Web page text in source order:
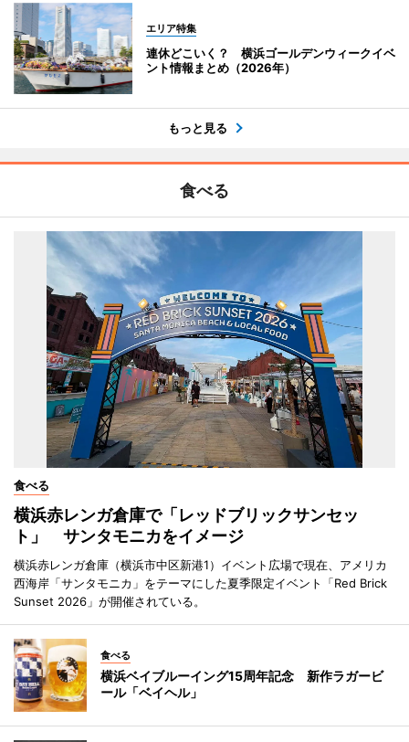
エリア特集
連休どこいく？ 横浜ゴールデンウィークイベ
ント情報まとめ（2026年）
もっと見る
食べる
食べる
横浜赤レンガ倉庫で「レッドブリックサンセッ
ト」 サンタモニカをイメージ
横浜赤レンガ倉庫（横浜市中区新港1）イベント広場で現在、アメリカ
西海岸「サンタモニカ」をテーマにした夏季限定イベント「Red Brick
Sunset 2026」が開催されている。
食べる
横浜ベイブルーイング15周年記念 新作ラガービ
ール「ベイヘル」